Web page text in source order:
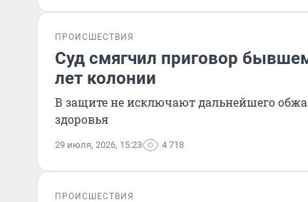
ПРОИСШЕСТВИЯ
Суд смягчил приговор
лет колонии
В защите не исключают дальнейшего
здоровья
29 июля, 2026, 15:23 4 718
ПРОИСШЕСТВИЯ